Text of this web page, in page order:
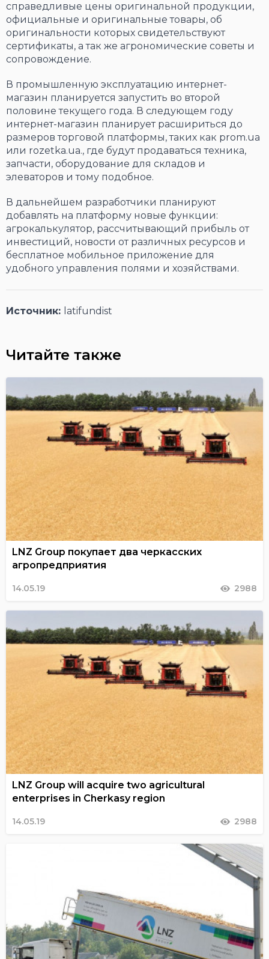
справедливые цены оригинальной продукции,
официальные и оригинальные товары, об
оригинальности которых свидетельствуют
сертификаты, а так же агрономические советы и
сопровождение.
В промышленную эксплуатацию интернет-
магазин планируется запустить во второй
половине текущего года. В следующем году
интернет-магазин планирует расшириться до
размеров торговой платформы, таких как prom.ua
или rozetka.ua., где будут продаваться техника,
запчасти, оборудование для складов и
элеваторов и тому подобное.
В дальнейшем разработчики планируют
добавлять на платформу новые функции:
агрокалькулятор, рассчитывающий прибыль от
инвестиций, новости от различных ресурсов и
бесплатное мобильное приложение для
удобного управления полями и хозяйствами.
Источник: latifundist
Читайте также
LNZ Group покупает два черкасских
агропредприятия
14.05.19 2988
LNZ Group will acquire two agricultural
enterprises in Cherkasy region
14.05.19 2988